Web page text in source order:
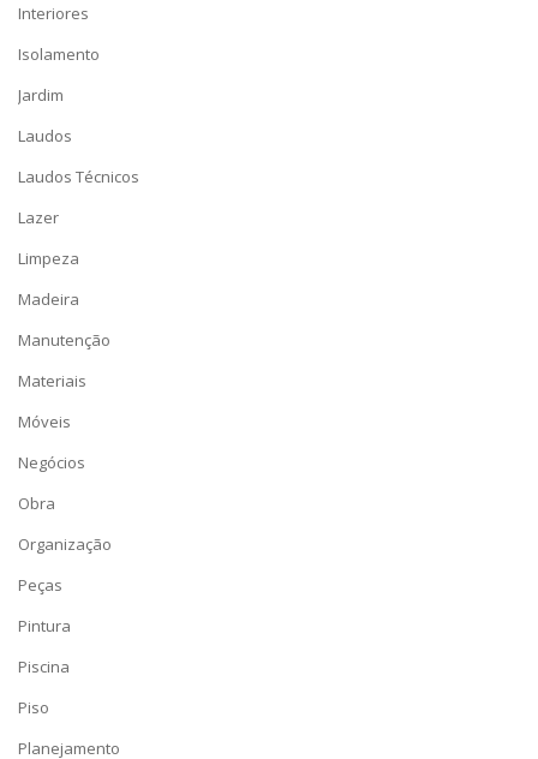
Interiores
Isolamento
Jardim
Laudos
Laudos Técnicos
Lazer
Limpeza
Madeira
Manutenção
Materiais
Móveis
Negócios
Obra
Organização
Peças
Pintura
Piscina
Piso
Planejamento